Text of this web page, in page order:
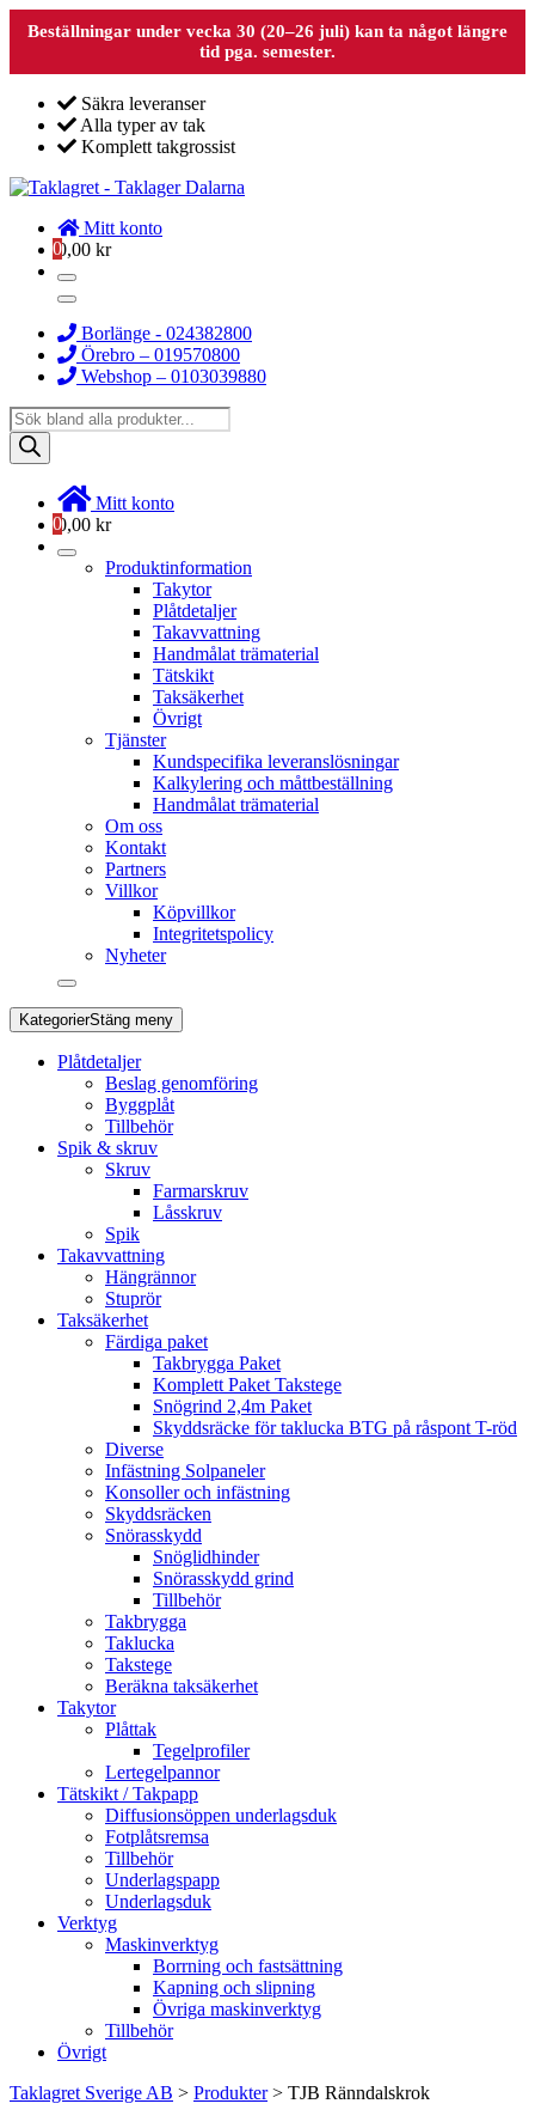
Beställningar under vecka 30 (20–26 juli) kan ta något längre
tid pga. semester.
Säkra leveranser
Alla typer av tak
Komplett takgrossist
Mitt konto
00,00 kr
Borlänge - 024382800
Örebro – 019570800
Webshop – 0103039880
Products
search
Mitt konto
00,00 kr
Produktinformation
Takytor
Plåtdetaljer
Takavvattning
Handmålat trämaterial
Tätskikt
Taksäkerhet
Övrigt
Tjänster
Kundspecifika leveranslösningar
Kalkylering och måttbeställning
Handmålat trämaterial
Om oss
Kontakt
Partners
Villkor
Köpvillkor
Integritetspolicy
Nyheter
KategorierStäng meny
Plåtdetaljer
Beslag genomföring
Byggplåt
Tillbehör
Spik & skruv
Skruv
Farmarskruv
Låsskruv
Spik
Takavvattning
Hängrännor
Stuprör
Taksäkerhet
Färdiga paket
Takbrygga Paket
Komplett Paket Takstege
Snögrind 2,4m Paket
Skyddsräcke för taklucka BTG på råspont T-röd
Diverse
Infästning Solpaneler
Konsoller och infästning
Skyddsräcken
Snörasskydd
Snöglidhinder
Snörasskydd grind
Tillbehör
Takbrygga
Taklucka
Takstege
Beräkna taksäkerhet
Takytor
Plåttak
Tegelprofiler
Lertegelpannor
Tätskikt / Takpapp
Diffusionsöppen underlagsduk
Fotplåtsremsa
Tillbehör
Underlagspapp
Underlagsduk
Verktyg
Maskinverktyg
Borrning och fastsättning
Kapning och slipning
Övriga maskinverktyg
Tillbehör
Övrigt
Taklagret Sverige AB > Produkter> TJB Ränndalskrok